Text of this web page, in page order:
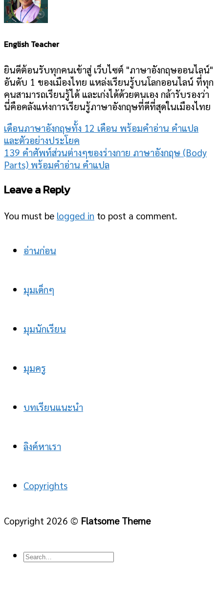
English Teacher
ยินดีต้อนรับทุกคนเข้าสู่ เว็บไซต์ "ภาษาอังกฤษออนไลน์"
อันดับ 1 ของเมืองไทย แหล่งเรียนรู้บนโลกออนไลน์ ที่ทุก
คนสามารถเรียนรู้ได้ และเก่งได้ด้วยตนเอง กล้ารับรองว่า
นี่คือคลังแห่งการเรียนรู้ภาษาอังกฤษที่ดีที่สุดในเมืองไทย
เดือนภาษาอังกฤษทั้ง 12 เดือน พร้อมคำอ่าน คำแปล
และตัวอย่างประโยค
139 คำศัพท์ส่วนต่างๆของร่างกาย ภาษาอังกฤษ (Body
Parts) พร้อมคำอ่าน คำแปล
Leave a Reply
You must be logged in to post a comment.
อ่านก่อน
มุมเด็กๆ
มุมนักเรียน
มุมครู
บทเรียนแนะนำ
ลิงค์หาเรา
Copyrights
Copyright 2026 © Flatsome Theme